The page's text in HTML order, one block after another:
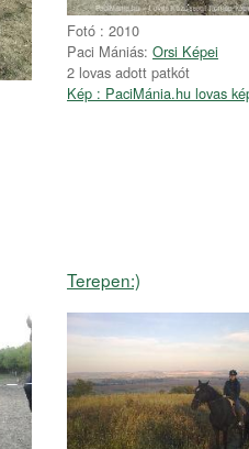
Fotó : 2010
Paci Mániás: Orsi Képei
2 lovas adott patkót
Kép : PaciMánia.hu lovas
Terepen:)